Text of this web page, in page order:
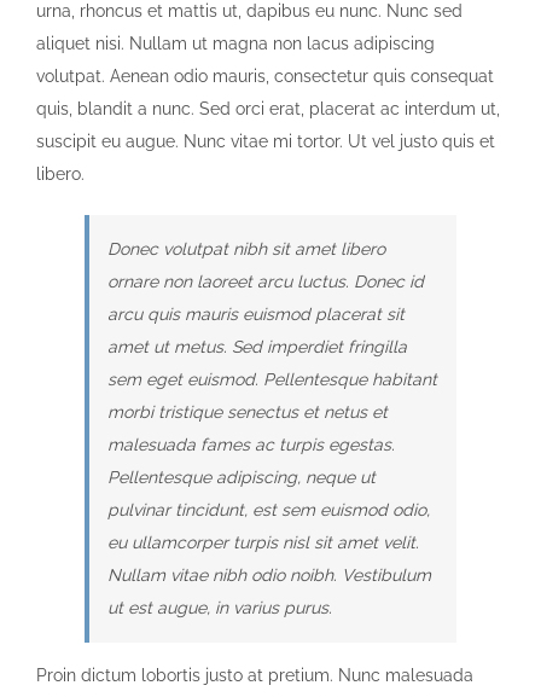
urna, rhoncus et mattis ut, dapibus eu nunc. Nunc sed
aliquet nisi. Nullam ut magna non lacus adipiscing
volutpat. Aenean odio mauris, consectetur quis consequat
quis, blandit a nunc. Sed orci erat, placerat ac interdum ut,
suscipit eu augue. Nunc vitae mi tortor. Ut vel justo quis et
libero.
Donec volutpat nibh sit amet libero
ornare non laoreet arcu luctus. Donec id
arcu quis mauris euismod placerat sit
amet ut metus. Sed imperdiet fringilla
sem eget euismod. Pellentesque habitant
morbi tristique senectus et netus et
malesuada fames ac turpis egestas.
Pellentesque adipiscing, neque ut
pulvinar tincidunt, est sem euismod odio,
eu ullamcorper turpis nisl sit amet velit.
Nullam vitae nibh odio noibh. Vestibulum
ut est augue, in varius purus.
Proin dictum lobortis justo at pretium. Nunc malesuada